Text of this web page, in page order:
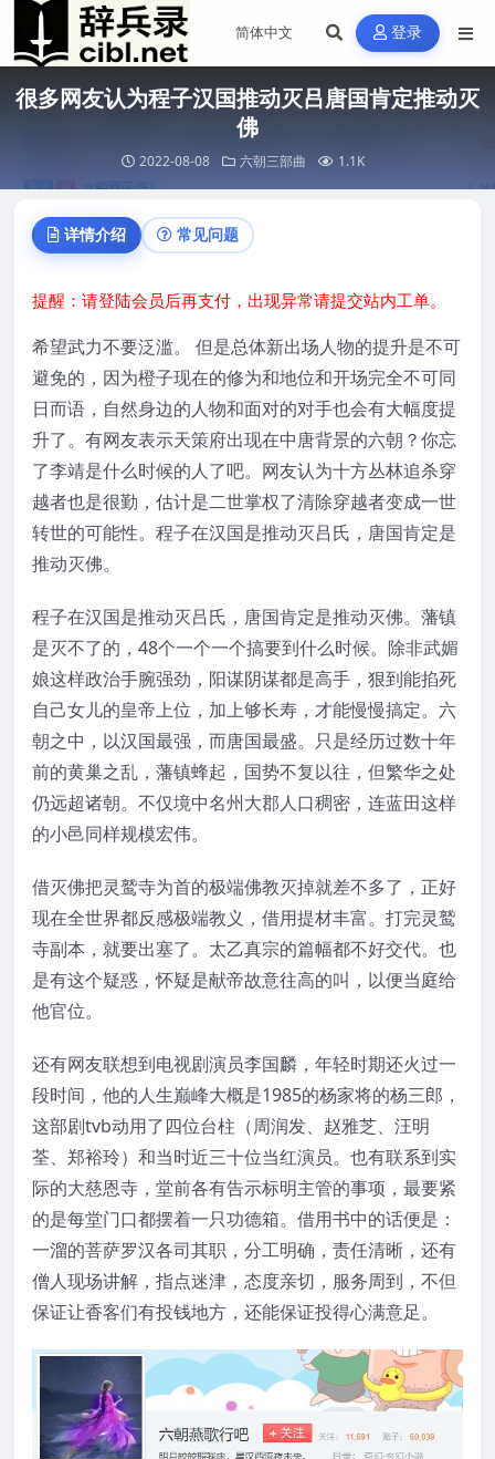
登录
很多网友认为程子汉国推动灭吕唐国肯定推动灭
佛
2022-08-08 六朝三部曲 1.1K
详情介绍 常见问题
提醒：请登陆会员后再支付，出现异常请提交站内工单。
希望武力不要泛滥。 但是总体新出场人物的提升是不可
避免的，因为橙子现在的修为和地位和开场完全不可同
日而语，自然身边的人物和面对的对手也会有大幅度提
升了。有网友表示天策府出现在中唐背景的六朝？你忘
了李靖是什么时候的人了吧。网友认为十方丛林追杀穿
越者也是很勤，估计是二世掌权了清除穿越者变成一世
转世的可能性。程子在汉国是推动灭吕氏，唐国肯定是
推动灭佛。
程子在汉国是推动灭吕氏，唐国肯定是推动灭佛。藩镇
是灭不了的，48个一个一个搞要到什么时候。除非武媚
娘这样政治手腕强劲，阳谋阴谋都是高手，狠到能掐死
自己女儿的皇帝上位，加上够长寿，才能慢慢搞定。六
朝之中，以汉国最强，而唐国最盛。只是经历过数十年
前的黄巢之乱，藩镇蜂起，国势不复以往，但繁华之处
仍远超诸朝。不仅境中名州大郡人口稠密，连蓝田这样
的小邑同样规模宏伟。
借灭佛把灵鹫寺为首的极端佛教灭掉就差不多了，正好
现在全世界都反感极端教义，借用提材丰富。打完灵鹫
寺副本，就要出塞了。太乙真宗的篇幅都不好交代。也
是有这个疑惑，怀疑是献帝故意往高的叫，以便当庭给
他官位。
还有网友联想到电视剧演员李国麟，年轻时期还火过一
段时间，他的人生巅峰大概是1985的杨家将的杨三郎，
这部剧tvb动用了四位台柱（周润发、赵雅芝、汪明
荃、郑裕玲）和当时近三十位当红演员。也有联系到实
际的大慈恩寺，堂前各有告示标明主管的事项，最要紧
的是每堂门口都摆着一只功德箱。借用书中的话便是：
一溜的菩萨罗汉各司其职，分工明确，责任清晰，还有
僧人现场讲解，指点迷津，态度亲切，服务周到，不但
保证让香客们有投钱地方，还能保证投得心满意足。